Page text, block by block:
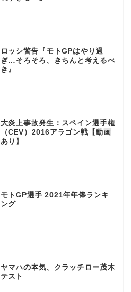
ロッシ警告『モトGPはやり過
ぎ…そろそろ、きちんと考えるべ
き』
大炎上事故発生：スペイン選手権
（CEV）2016アラゴン戦【動画
あり】
モトGP選手 2021年年俸ランキ
ング
ヤマハの本気、クラッチロー茂木
テスト